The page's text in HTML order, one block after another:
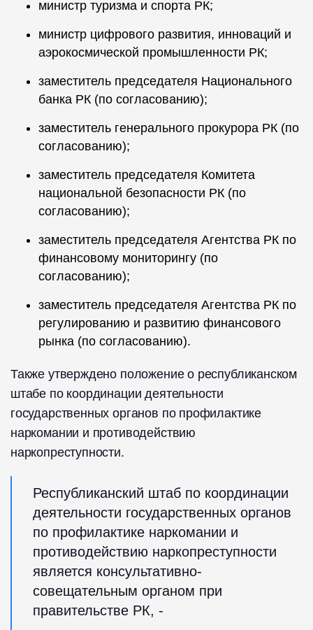
министр туризма и спорта РК;
министр цифрового развития, инноваций и
аэрокосмической промышленности РК;
заместитель председателя Национального
банка РК (по согласованию);
заместитель генерального прокурора РК (по
согласованию);
заместитель председателя Комитета
национальной безопасности РК (по
согласованию);
заместитель председателя Агентства РК по
финансовому мониторингу (по
согласованию);
заместитель председателя Агентства РК по
регулированию и развитию финансового
рынка (по согласованию).
Также утверждено положение о республиканском
штабе по координации деятельности
государственных органов по профилактике
наркомании и противодействию
наркопреступности.
Республиканский штаб по координации
деятельности государственных органов
по профилактике наркомании и
противодействию наркопреступности
является консультативно-
совещательным органом при
правительстве РК, -